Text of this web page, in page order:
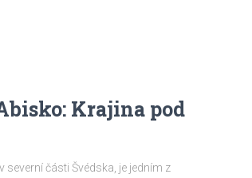
Krajina pod
části Švédska, je jedním z